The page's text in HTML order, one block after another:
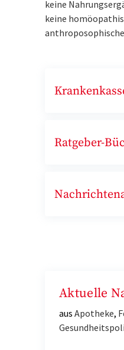
keine
keine
Ratgeber-
Aktuelle
aus Apotheke,